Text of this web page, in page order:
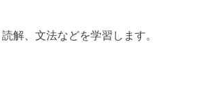
解、文法などを学習します。